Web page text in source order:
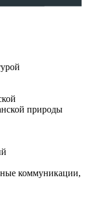
природы
коммуникации,